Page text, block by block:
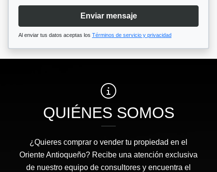
Enviar mensaje
Al enviar tus datos aceptas los Términos de servicio y privacidad
QUIÉNES SOMOS
¿Quieres comprar o vender tu propiedad en el
Oriente Antioqueño? Recibe una atención exclusiva
de nuestro equipo de consultores y encuentra el